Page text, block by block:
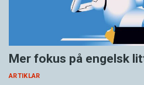
Mer fokus på engelsk
ARTIKLAR